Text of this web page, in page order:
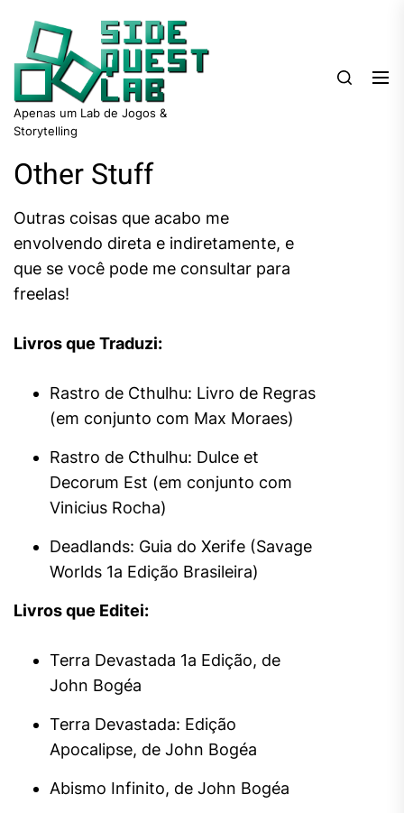
content
Apenas um Lab de Jogos &
Storytelling
Other Stuff
Outras coisas que acabo me
envolvendo direta e indiretamente, e
que se você pode me consultar para
freelas!
Livros que Traduzi:
Rastro de Cthulhu: Livro de Regras
(em conjunto com Max Moraes)
Rastro de Cthulhu: Dulce et
Decorum Est (em conjunto com
Vinicius Rocha)
Deadlands: Guia do Xerife (Savage
Worlds 1a Edição Brasileira)
Livros que Editei:
Terra Devastada 1a Edição, de
John Bogéa
Terra Devastada: Edição
Apocalipse, de John Bogéa
Abismo Infinito, de John Bogéa